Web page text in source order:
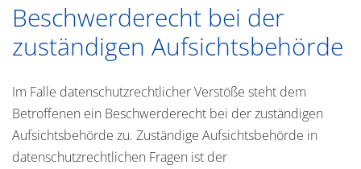
Beschwerderecht bei der
zuständigen Aufsichtsbehörde
Im Falle datenschutzrechtlicher Verstöße steht dem
Betroffenen ein Beschwerderecht bei der zuständigen
Aufsichtsbehörde zu. Zuständige Aufsichtsbehörde in
datenschutzrechtlichen Fragen ist der